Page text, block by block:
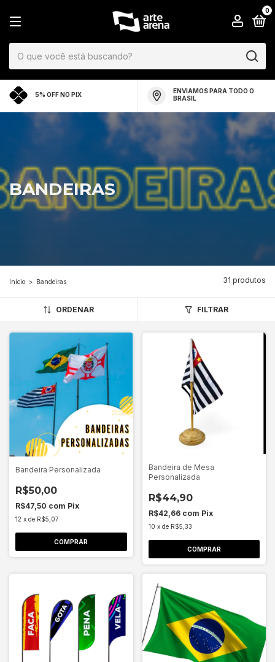
0
5% OFF NO PIX
ENVIAMOS PARA TODO O
BRASIL
BANDEIRAS
Início > Bandeiras 31 produtos
ORDENAR FILTRAR
Bandeira Personalizada
R$50,00
R$47,50 com Pix
12 x de R$5,07
COMPRAR
Bandeira de Mesa
Personalizada
R$44,90
R$42,66 com Pix
10 x de R$5,33
COMPRAR